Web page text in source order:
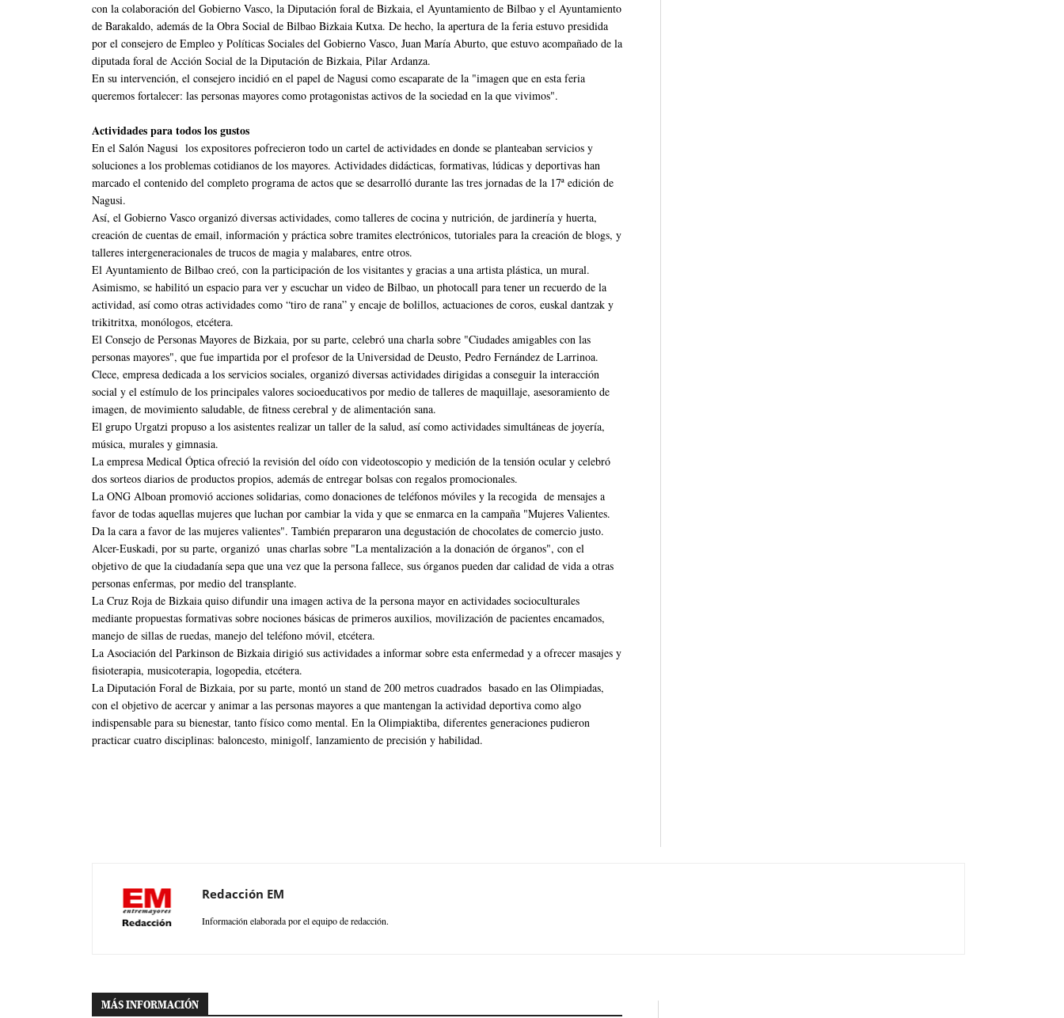
con la colaboración del Gobierno Vasco, la Diputación foral de Bizkaia, el Ayuntamiento de Bilbao y el Ayuntamiento
de Barakaldo, además de la Obra Social de Bilbao Bizkaia Kutxa. De hecho, la apertura de la feria estuvo presidida
por el consejero de Empleo y Políticas Sociales del Gobierno Vasco, Juan María Aburto, que estuvo acompañado de la
diputada foral de Acción Social de la Diputación de Bizkaia, Pilar Ardanza.
En su intervención, el consejero incidió en el papel de Nagusi como escaparate de la "imagen que en esta feria
queremos fortalecer: las personas mayores como protagonistas activos de la sociedad en la que vivimos".
Actividades para todos los gustos
En el Salón Nagusi los expositores pofrecieron todo un cartel de actividades en donde se planteaban servicios y
soluciones a los problemas cotidianos de los mayores. Actividades didácticas, formativas, lúdicas y deportivas han
marcado el contenido del completo programa de actos que se desarrolló durante las tres jornadas de la 17ª edición de
Nagusi.
Así, el Gobierno Vasco organizó diversas actividades, como talleres de cocina y nutrición, de jardinería y huerta,
creación de cuentas de email, información y práctica sobre tramites electrónicos, tutoriales para la creación de blogs, y
talleres intergeneracionales de trucos de magia y malabares, entre otros.
El Ayuntamiento de Bilbao creó, con la participación de los visitantes y gracias a una artista plástica, un mural.
Asimismo, se habilitó un espacio para ver y escuchar un video de Bilbao, un photocall para tener un recuerdo de la
actividad, así como otras actividades como “tiro de rana” y encaje de bolillos, actuaciones de coros, euskal dantzak y
trikitritxa, monólogos, etcétera.
El Consejo de Personas Mayores de Bizkaia, por su parte, celebró una charla sobre "Ciudades amigables con las
personas mayores", que fue impartida por el profesor de la Universidad de Deusto, Pedro Fernández de Larrinoa.
Clece, empresa dedicada a los servicios sociales, organizó diversas actividades dirigidas a conseguir la interacción
social y el estímulo de los principales valores socioeducativos por medio de talleres de maquillaje, asesoramiento de
imagen, de movimiento saludable, de fitness cerebral y de alimentación sana.
El grupo Urgatzi propuso a los asistentes realizar un taller de la salud, así como actividades simultáneas de joyería,
música, murales y gimnasia.
La empresa Medical Óptica ofreció la revisión del oído con videotoscopio y medición de la tensión ocular y celebró
dos sorteos diarios de productos propios, además de entregar bolsas con regalos promocionales.
La ONG Alboan promovió acciones solidarias, como donaciones de teléfonos móviles y la recogida de mensajes a
favor de todas aquellas mujeres que luchan por cambiar la vida y que se enmarca en la campaña "Mujeres Valientes.
Da la cara a favor de las mujeres valientes". También prepararon una degustación de chocolates de comercio justo.
Alcer-Euskadi, por su parte, organizó unas charlas sobre "La mentalización a la donación de órganos", con el
objetivo de que la ciudadanía sepa que una vez que la persona fallece, sus órganos pueden dar calidad de vida a otras
personas enfermas, por medio del transplante.
La Cruz Roja de Bizkaia quiso difundir una imagen activa de la persona mayor en actividades socioculturales
mediante propuestas formativas sobre nociones básicas de primeros auxilios, movilización de pacientes encamados,
manejo de sillas de ruedas, manejo del teléfono móvil, etcétera.
La Asociación del Parkinson de Bizkaia dirigió sus actividades a informar sobre esta enfermedad y a ofrecer masajes y
fisioterapia, musicoterapia, logopedia, etcétera.
La Diputación Foral de Bizkaia, por su parte, montó un stand de 200 metros cuadrados basado en las Olimpiadas,
con el objetivo de acercar y animar a las personas mayores a que mantengan la actividad deportiva como algo
indispensable para su bienestar, tanto físico como mental. En la Olimpiaktiba, diferentes generaciones pudieron
practicar cuatro disciplinas: baloncesto, minigolf, lanzamiento de precisión y habilidad.
Redacción EM
Información elaborada por el equipo de redacción.
MÁS INFORMACIÓN